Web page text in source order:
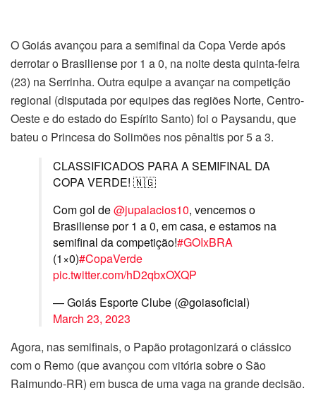
O Goiás avançou para a semifinal da Copa Verde após
derrotar o Brasiliense por 1 a 0, na noite desta quinta-feira
(23) na Serrinha. Outra equipe a avançar na competição
regional (disputada por equipes das regiões Norte, Centro-
Oeste e do estado do Espírito Santo) foi o Paysandu, que
bateu o Princesa do Solimões nos pênaltis por 5 a 3.
CLASSIFICADOS PARA A SEMIFINAL DA
COPA VERDE! 🇳🇬
Com gol de@jupalacios10, vencemos o
Brasiliense por 1 a 0, em casa, e estamos na
semifinal da competição!#GOIxBRA
(1×0)#CopaVerde
pic.twitter.com/hD2qbxOXQP
— Goiás Esporte Clube (@goiasoficial)
March 23, 2023
Agora, nas semifinais, o Papão protagonizará o clássico
com o Remo (que avançou com vitória sobre o São
Raimundo-RR) em busca de uma vaga na grande decisão.